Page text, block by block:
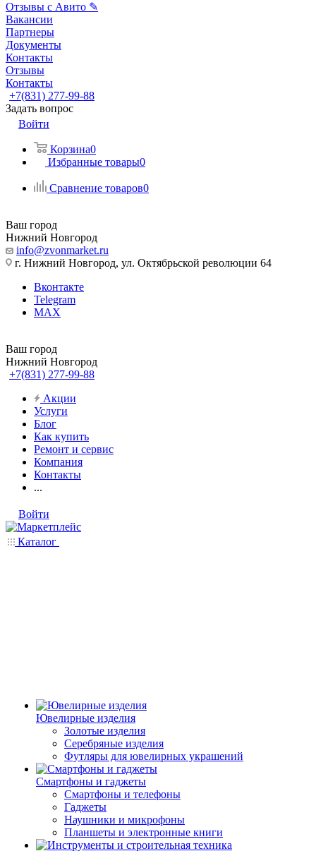
Отзывы с Авито ✎
Вакансии
Партнеры
Документы
Контакты
Отзывы
Контакты
+7(831) 277-99-88
Задать вопрос
Войти
Корзина0
Избранные товары0
Сравнение товаров0
Ваш город
Нижний Новгород
info@zvonmarket.ru
г. Нижний Новгород, ул. Октябрьской революции 64
Вконтакте
Telegram
MAX
Ваш город
Нижний Новгород
+7(831) 277-99-88
Акции
Услуги
Блог
Как купить
Ремонт и сервис
Компания
Контакты
...
Войти
Каталог
Ювелирные изделия
Золотые изделия
Серебряные изделия
Футляры для ювелирных украшений
Смартфоны и гаджеты
Смартфоны и телефоны
Гаджеты
Наушники и микрофоны
Планшеты и электронные книги